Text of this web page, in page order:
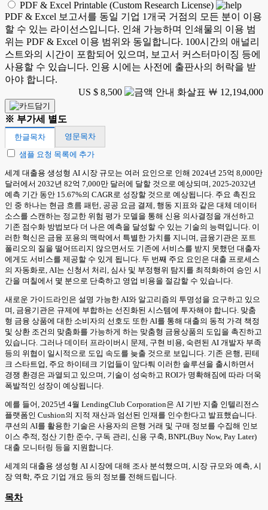
PDF & Excel Printable (Custom Research License)
PDF & Excel 보고서를 동일 기업 1개국 거점의 모든 분이 이용
할 수 있는 라이선스입니다. 인쇄 가능하며 인쇄물의 이용 범
위는 PDF & Excel 이용 범위와 동일합니다. 100시간의 애널리
스트와의 시간이 포함되어 있으며, 보고서 커스터마이징 등에
사용할 수 있습니다. 인용 시에는 사전에 출판사의 허락을 받
아야 합니다.
US $ 8,500
￦ 12,194,000
※ 부가세 별도
한글목차
영문목차
샘플 요청 목록에 추가
세계 대출용 생성형 AI 시장 규모는 여러 요인으로 인해 2024년 25억 8,000만
달러에서 2032년 82억 7,000만 달러에 달할 것으로 예상되며, 2025-2032년
예측 기간 동안 15.67%의 CAGR로 성장할 것으로 예상됩니다. 주요 촉진요
인 중 하나는 현금 흐름 패턴, 공공 요금 결제, 행동 지표와 같은 대체 데이터
소스를 스캔하는 정교한 위험 평가 모델을 통해 신용 의사결정을 개선하고
기존 점수화 방법보다 더 나은 예측을 달성할 수 있는 기술의 능력입니다. 이
러한 혁신은 금융 포용의 맥락에서 특별한 가치를 지니며, 금융기관은 포트
폴리오의 질을 떨어뜨리지 않으면서도 기존에 서비스를 받지 못했던 대출자
에게도 서비스를 제공할 수 있게 됩니다. 두 번째 주요 요인은 대출 프로세스
의 자동화로, AI는 신청서 처리, 심사 및 부정행위 탐지를 최적화하여 승인 시
간을 며칠에서 몇 분으로 단축하고 영업 비용을 절감할 수 있습니다.
새로운 가이드라인은 설명 가능한 AI와 알고리즘의 투명성을 요구하고 있으
며, 금융기관은 규제에 부합하는 선진화된 시스템에 투자해야 합니다. 맞춤
형 금융 상품에 대한 소비자의 선호도 또한 AI를 통해 대출의 동적 가격 책정
및 상환 조건의 맞춤화를 가능하게 하는 맞춤형 금융상품의 도입을 촉진하고
있습니다. 그러나 데이터 프라이버시 문제, 구현 비용, 숙련된 AI 개발자 부족
등의 위협이 일시적으로 도입 속도를 늦출 것으로 보입니다. 기존 은행, 핀테
크 스타트업, 주요 하이테크 기업들이 앞다퉈 이러한 솔루션을 출시하면서
경쟁 환경은 과열되고 있으며, 기술이 성숙하고 ROI가 명확해짐에 따라 더욱
폭발적인 성장이 예상됩니다.
예를 들어, 2025년 4월 LendingClub Corporation은 AI 기반 지출 인텔리전스
플랫폼인 Cushion의 지적 재산과 엄선된 인재를 인수한다고 발표했습니다.
쿠션의 AI를 활용한 기술은 사용자의 은행 거래 및 구매 정보를 수집해 인보
이스 추적, 정산 기한 준수, 구독 관리, 신용 구축, BNPL(Buy Now, Pay Later)
대출 모니터링 등을 지원합니다.
세계의 대출용 생성형 AI 시장에 대해 조사 분석했으며, 시장 규모와 예측, 시
장 역학, 주요 기업 개요 등의 정보를 전해드립니다.
목차